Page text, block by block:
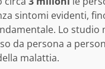
sintomi evidenti,
Lo studio
da persona a
malattia.